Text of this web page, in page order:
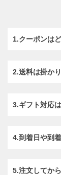
1.クーポンは
2.送料は掛か
3.ギフト対応
4.到着日や到
5.注文してか